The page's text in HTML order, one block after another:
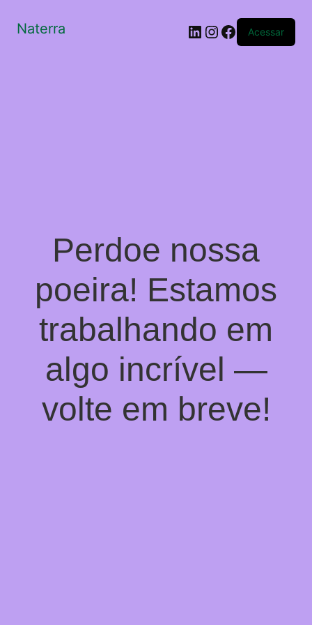
Naterra LinkedIn
Instagram
Facebook
Acessar
Perdoe nossa
poeira! Estamos
trabalhando em
algo incrível —
volte em breve!